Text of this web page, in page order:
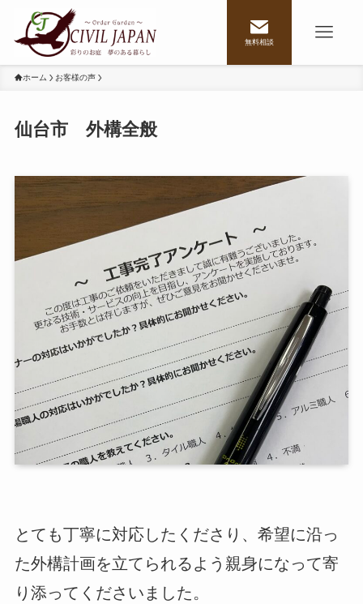
無料相談
ホーム お客様の声
仙台市 外構全般
とても丁寧に対応したくださり、希望に沿っ
た外構計画を立てられるよう親身になって寄
り添ってくださいました。